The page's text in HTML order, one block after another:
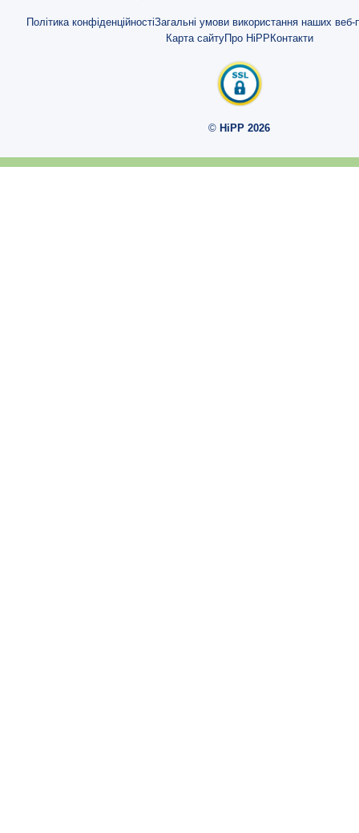
7 фактів про здоровий розвиток та сильні кістки
7 рецептів з HiPP JUNIOR COMBIOTIC® 4
Політика конфіденційностіЗагальні умови використання наших веб-
Карта сайтуПро HiPP Контакти
© HiPP 2026